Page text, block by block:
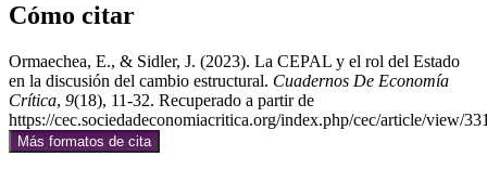
Cómo citar
Ormaechea, E., & Sidler, J. (2023). La CEPAL y el rol del Estado
en la discusión del cambio estructural. Cuadernos De Economía
Crítica, 9(18), 11-32. Recuperado a partir de
https://cec.sociedadeconomiacritica.org/index.php/cec/article/view/
Más formatos de cita